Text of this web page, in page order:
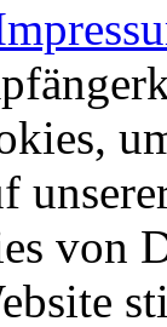
von